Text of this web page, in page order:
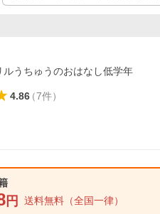
ルうちゅうのおはなし低学年
4.86（7件）
円 送料無料 （全国一律）